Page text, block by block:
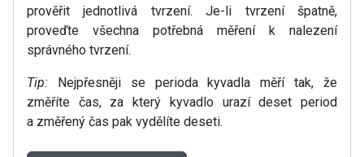
prověřit jednotlivá tvrzení. Je-li tvrzení špatně,
proveďte všechna potřebná měření k nalezení
správného tvrzení.
Tip: Nejpřesněji se perioda kyvadla měří tak, že
změříte čas, za který kyvadlo urazí deset period
a změřený čas pak vydělíte deseti.